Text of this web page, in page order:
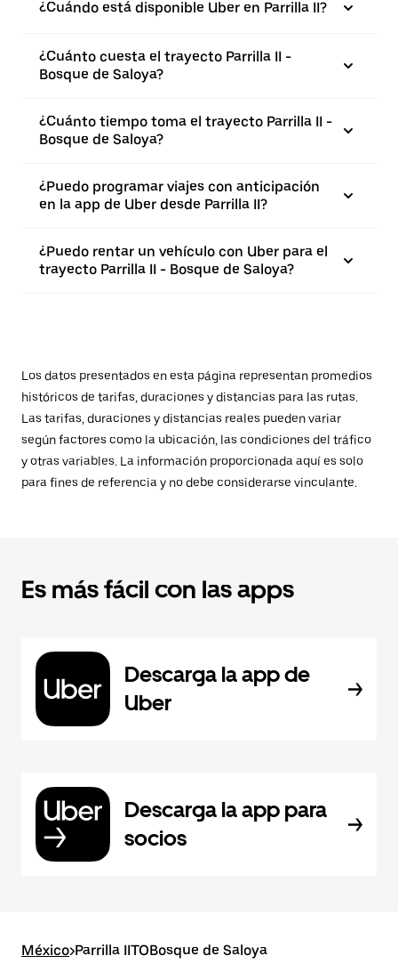
¿Cuándo está disponible Uber en Parrilla II?
¿Cuánto cuesta el trayecto Parrilla II -
Bosque de Saloya?
¿Cuánto tiempo toma el trayecto Parrilla II -
Bosque de Saloya?
¿Puedo programar viajes con anticipación
en la app de Uber desde Parrilla II?
¿Puedo rentar un vehículo con Uber para el
trayecto Parrilla II - Bosque de Saloya?
Los datos presentados en esta página representan promedios
históricos de tarifas, duraciones y distancias para las rutas.
Las tarifas, duraciones y distancias reales pueden variar
según factores como la ubicación, las condiciones del tráfico
y otras variables. La información proporcionada aquí es solo
para fines de referencia y no debe considerarse vinculante.
Es más fácil con las apps
Descarga la app de
Uber
Descarga la app para
socios
México>Parrilla IITOBosque de Saloya